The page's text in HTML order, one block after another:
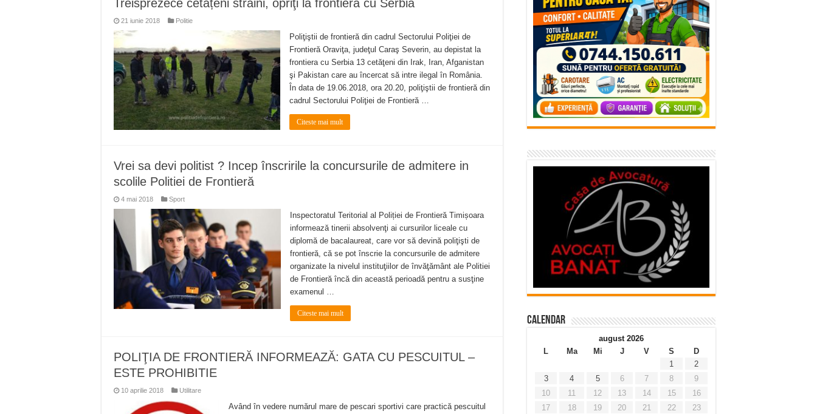
ANUNȚ OPRIRE APĂ în Reșița – avarie – 04.08.2026 – str. Văliugului și Plastomet
ANUNŢ OPRIRE APĂ în CARANSEBEȘ – 04.08.2026 – avarie – Calea Severinului
ANUNŢ OPRIRE APĂ în CARANSEBEȘ avarie
ANUNȚ OPRIRE APĂ în Reșița, cartier Țerova – avarie – 04.08.2026
ANUNȚ OPRIRE APĂ în Reșița – avarie – 03.08.2026 – Calea Caransebeșului
Treisprezece cetățeni străini, opriţi la frontiera cu Serbia
21 iunie 2018 Politie
Poliţiştii de frontieră din cadrul Sectorului Poliţiei de
Frontieră Oraviţa, judeţul Caraş Severin, au depistat la
frontiera cu Serbia 13 cetăţeni din Irak, Iran, Afganistan
şi Pakistan care au încercat să intre ilegal în România.
În data de 19.06.2018, ora 20.20, poliţiştii de frontieră din
cadrul Sectorului Poliţiei de Frontieră …
Citeste mai mult
Vrei sa devi politist ? Incep înscririle la concursurile de admitere in
scolile Politiei de Frontieră
4 mai 2018 Sport
Inspectoratul Teritorial al Poliției de Frontieră Timișoara
informează tinerii absolvenţi ai cursurilor liceale cu
diplomă de bacalaureat, care vor să devină poliţişti de
frontieră, că se pot înscrie la concursurile de admitere
organizate la nivelul instituţiilor de învăţământ ale Politiei
de Frontieră încă din această perioadă pentru a susţine
examenul …
Citeste mai mult
POLIŢIA DE FRONTIERĂ INFORMEAZĂ: GATA CU PESCUITUL –
ESTE PROHIBITIE
10 aprilie 2018 Utilitare
Având în vedere numărul mare de pescari sportivi care practică pescuitul
Calendar
august 2026
L
Ma Mi J V S
D
1
2
3
4 5 6 7 8
9
10
11 12 13 14 15
16
17
18 19 20 21 22
23